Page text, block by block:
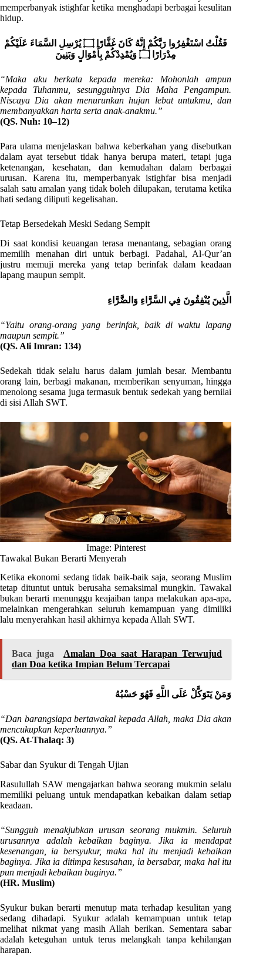
memperbanyak istighfar ketika menghadapi berbagai kesulitan
hidup.
فَقُلْتُ اسْتَغْفِرُوا رَبَّكُمْ إِنَّهُ كَانَ غَفَّارًا ۝ يُرْسِلِ السَّمَاءَ عَلَيْكُمْ
مِدْرَارًا ۝ وَيُمْدِدْكُمْ بِأَمْوَالٍ وَبَنِينَ
“Maka aku berkata kepada mereka: Mohonlah ampun
kepada Tuhanmu, sesungguhnya Dia Maha Pengampun.
Niscaya Dia akan menurunkan hujan lebat untukmu, dan
membanyakkan harta serta anak-anakmu.”
(QS. Nuh: 10–12)
Para ulama menjelaskan bahwa keberkahan yang disebutkan
dalam ayat tersebut tidak hanya berupa materi, tetapi juga
ketenangan, kesehatan, dan kemudahan dalam berbagai
urusan. Karena itu, memperbanyak istighfar bisa menjadi
salah satu amalan yang tidak boleh dilupakan, terutama ketika
hati sedang diliputi kegelisahan.
Tetap Bersedekah Meski Sedang Sempit
Di saat kondisi keuangan terasa menantang, sebagian orang
memilih menahan diri untuk berbagi. Padahal, Al-Qur’an
justru memuji mereka yang tetap berinfak dalam keadaan
lapang maupun sempit.
الَّذِينَ يُنْفِقُونَ فِي السَّرَّاءِ وَالضَّرَّاءِ
“Yaitu orang-orang yang berinfak, baik di waktu lapang
maupun sempit.”
(QS. Ali Imran: 134)
Sedekah tidak selalu harus dalam jumlah besar. Membantu
orang lain, berbagi makanan, memberikan senyuman, hingga
menolong sesama juga termasuk bentuk sedekah yang bernilai
di sisi Allah SWT.
Image: Pinterest
Tawakal Bukan Berarti Menyerah
Ketika ekonomi sedang tidak baik-baik saja, seorang Muslim
tetap dituntut untuk berusaha semaksimal mungkin. Tawakal
bukan berarti menunggu keajaiban tanpa melakukan apa-apa,
melainkan mengerahkan seluruh kemampuan yang dimiliki
lalu menyerahkan hasil akhirnya kepada Allah SWT.
Baca juga
Amalan Doa saat Harapan Terwujud
dan Doa ketika Impian Belum Tercapai
وَمَنْ يَتَوَكَّلْ عَلَى اللَّهِ فَهُوَ حَسْبُهُ
“Dan barangsiapa bertawakal kepada Allah, maka Dia akan
mencukupkan keperluannya.”
(QS. At-Thalaq: 3)
Sabar dan Syukur di Tengah Ujian
Rasulullah SAW mengajarkan bahwa seorang mukmin selalu
memiliki peluang untuk mendapatkan kebaikan dalam setiap
keadaan.
“Sungguh menakjubkan urusan seorang mukmin. Seluruh
urusannya adalah kebaikan baginya. Jika ia mendapat
kesenangan, ia bersyukur, maka hal itu menjadi kebaikan
baginya. Jika ia ditimpa kesusahan, ia bersabar, maka hal itu
pun menjadi kebaikan baginya.”
(HR. Muslim)
Syukur bukan berarti menutup mata terhadap kesulitan yang
sedang dihadapi. Syukur adalah kemampuan untuk tetap
melihat nikmat yang masih Allah berikan. Sementara sabar
adalah keteguhan untuk terus melangkah tanpa kehilangan
harapan.